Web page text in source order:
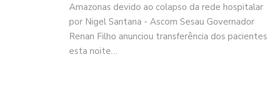
Amazonas devido ao colapso da rede hospitalar
por Nigel Santana - Ascom Sesau Governador
Renan Filho anunciou transferência dos pacientes
esta noite…